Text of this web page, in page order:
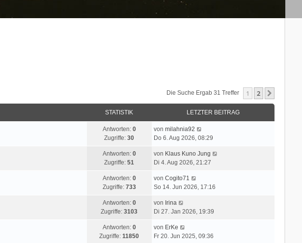
Die Suche Ergab 31 Treffer 1 2
STATISTIK LETZTER BEITRAG
Antworten: 0
Zugriffe:30
von milahnia92
Do 6. Aug 2026, 08:29
Antworten: 0
Zugriffe:51
von Klaus Kuno Jung
Di 4. Aug 2026, 21:27
Antworten: 0
Zugriffe: 733
von Cogito71
So 14. Jun 2026, 17:16
Antworten: 0
Zugriffe:3103
von Irina
Di 27. Jan 2026, 19:39
Antworten: 0
Zugriffe:11850
von ErKe
Fr 20. Jun 2025, 09:36